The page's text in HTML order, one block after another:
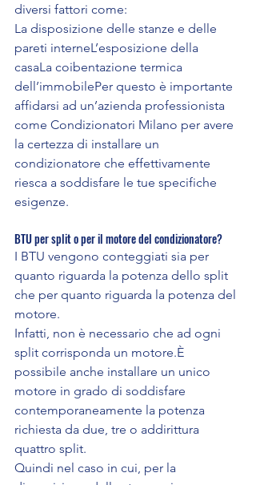
diversi fattori come:
La disposizione delle stanze e delle
pareti interneL’esposizione della
casaLa coibentazione termica
dell’immobilePer questo è importante
affidarsi ad un’azienda professionista
come Condizionatori Milano per avere
la certezza di installare un
condizionatore che effettivamente
riesca a soddisfare le tue specifiche
esigenze.
BTU per split o per il motore del condizionatore?
I BTU vengono conteggiati sia per
quanto riguarda la potenza dello split
che per quanto riguarda la potenza del
motore.
Infatti, non è necessario che ad ogni
split corrisponda un motore.È
possibile anche installare un unico
motore in grado di soddisfare
contemporaneamente la potenza
richiesta da due, tre o addirittura
quattro split.
Quindi nel caso in cui, per la